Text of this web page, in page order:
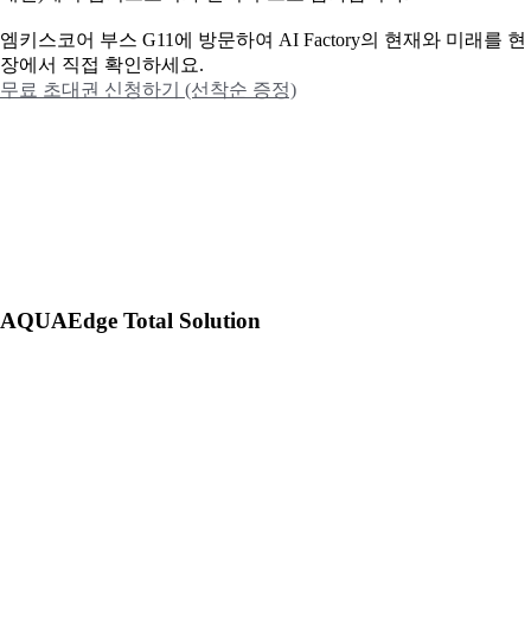
엠키스코어 부스 G11에 방문하여 AI Factory의 현재와 미래를 현
장에서 직접 확인하세요.
무료 초대권 신청하기 (선착순 증정)
AQUAEdge Total Solution